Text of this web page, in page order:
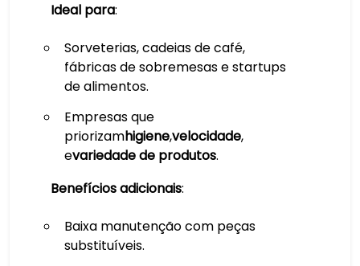
Ideal para:
Sorveterias, cadeias de café,
fábricas de sobremesas e startups
de alimentos.
Empresas que
priorizamhigiene,velocidade,
evariedade de produtos.
Benefícios adicionais:
Baixa manutenção com peças
substituíveis.